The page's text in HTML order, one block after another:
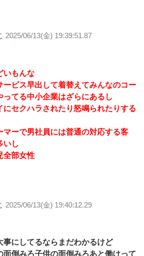
2025/06/13(金) 19:39:51.87
いもんな
ービス早出して着替えてみんなのコー
ってる中小企業はざらにあるし
にセクハラされたり怒鳴られたりする
マーで男社員には普通の対応する客
いし
全部女性
2025/06/13(金) 19:40:12.29
事にしてるならまだわかるけど
面倒みろ子供の面倒みろあと働けって